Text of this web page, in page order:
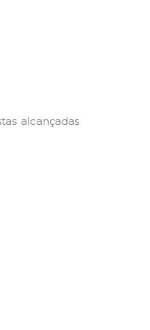
alcançadas